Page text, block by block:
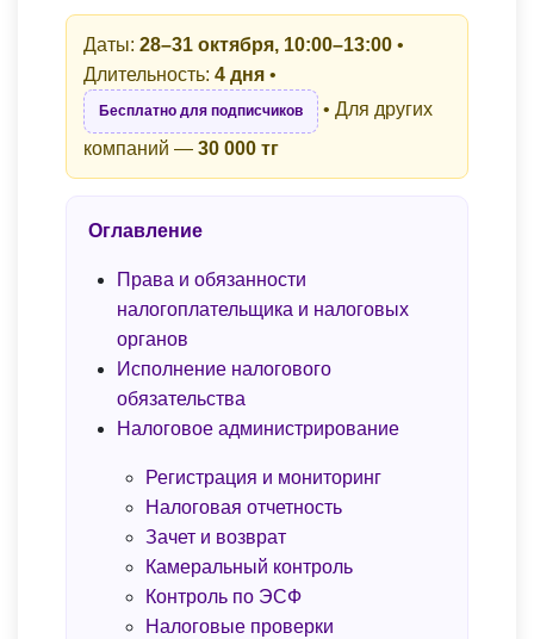
Даты: 28–31 октября, 10:00–13:00 •
Длительность: 4 дня •
Бесплатно для подписчиков
• Для других
компаний — 30 000 тг
Оглавление
Права и обязанности
налогоплательщика и налоговых
органов
Исполнение налогового
обязательства
Налоговое администрирование
Регистрация и мониторинг
Налоговая отчетность
Зачет и возврат
Камеральный контроль
Контроль по ЭСФ
Налоговые проверки